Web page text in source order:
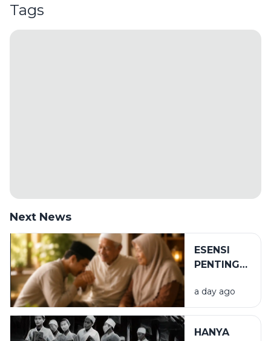
Tags
Next News
ESENSI
PENTING
BIRRUL
WALIDAIN
a day ago
HANYA